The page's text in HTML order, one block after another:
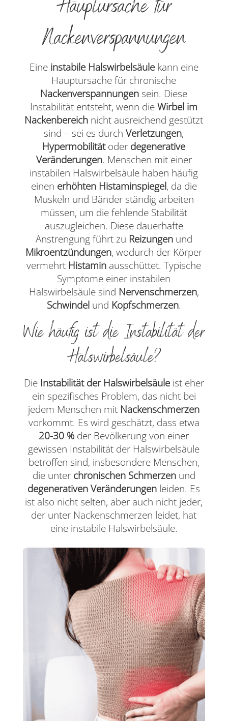
Hauptursache für
Nackenverspannungen
Eine instabile Halswirbelsäulekann eine
Hauptursache für chronische
Nackenverspannungen sein. Diese
Instabilität entsteht, wenn dieWirbel im
Nackenbereich nicht ausreichend gestützt
sind – sei es durchVerletzungen,
Hypermobilitätoder degenerative
Veränderungen. Menschen mit einer
instabilen Halswirbelsäule haben häufig
einen erhöhten Histaminspiegel, da die
Muskeln und Bänder ständig arbeiten
müssen, um die fehlende Stabilität
auszugleichen. Diese dauerhafte
Anstrengung führt zu Reizungenund
Mikroentzündungen, wodurch der Körper
vermehrt Histamin ausschüttet. Typische
Symptome einer instabilen
Halswirbelsäule sind Nervenschmerzen,
Schwindelund Kopfschmerzen.
Wie häufig ist die Instabilität der
Halswirbelsäule?
Die Instabilität der Halswirbelsäuleist eher
ein spezifisches Problem, das nicht bei
jedem Menschen mit Nackenschmerzen
vorkommt. Es wird geschätzt, dass etwa
20-30 % der Bevölkerung von einer
gewissen Instabilität der Halswirbelsäule
betroffen sind, insbesondere Menschen,
die unter chronischen Schmerzenund
degenerativen Veränderungen leiden. Es
ist also nicht selten, aber auch nicht jeder,
der unter Nackenschmerzen leidet, hat
eine instabile Halswirbelsäule.